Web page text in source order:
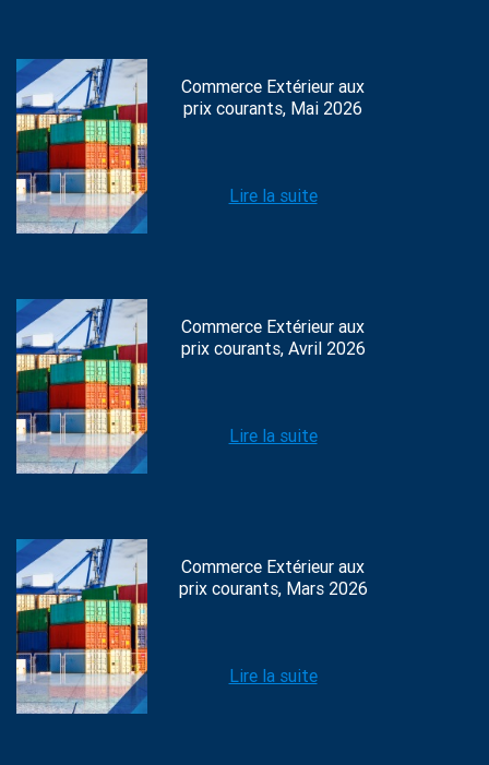
Commerce Extérieur aux
prix courants, Mai 2026
Lire la suite
Commerce Extérieur aux
prix courants, Avril 2026
Lire la suite
Commerce Extérieur aux
prix courants, Mars 2026
Lire la suite